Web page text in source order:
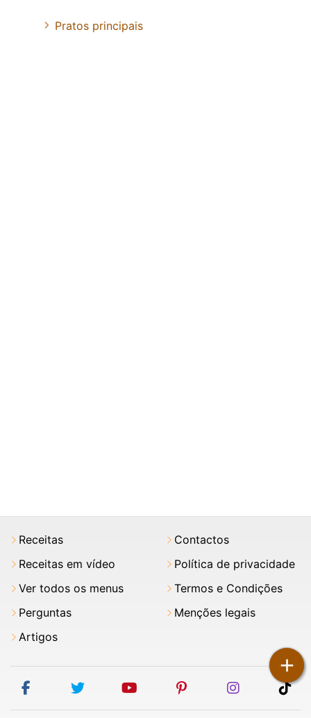
+
Pratos principais
Receitas
Receitas em vídeo
Ver todos os menus
Perguntas
Artigos
Contactos
Política de privacidade
Termos e Condições
Menções legais
facebooktwitter youtubepinterestinstagram